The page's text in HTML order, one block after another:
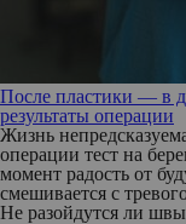
После пластики — в
результаты операции
Жизнь
операции тест на
момент радость от
смешивается с
Не разойдутся ли